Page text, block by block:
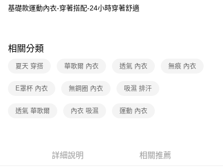
付款後全家取貨
每筆NT$80，滿NT$1,000(含以上)免運費
每筆NT$80，滿NT$1,000(含以上)免運費
基礎款運動內衣-穿著搭配-24小時穿著舒適
相關分類
夏天 穿搭 華歌爾 內衣 透氣 內衣 無痕 內衣
E罩杯 內衣 無鋼圈 內衣 吸濕 排汗
透氣 華歌爾 內衣 吸濕 運動 內衣
詳細說明 相關推薦